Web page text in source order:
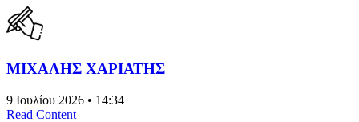
ΜΙΧΑΛΗΣ ΧΑΡΙΑΤΗΣ
9 Ιουλίου 2026 • 14:34
Read Content